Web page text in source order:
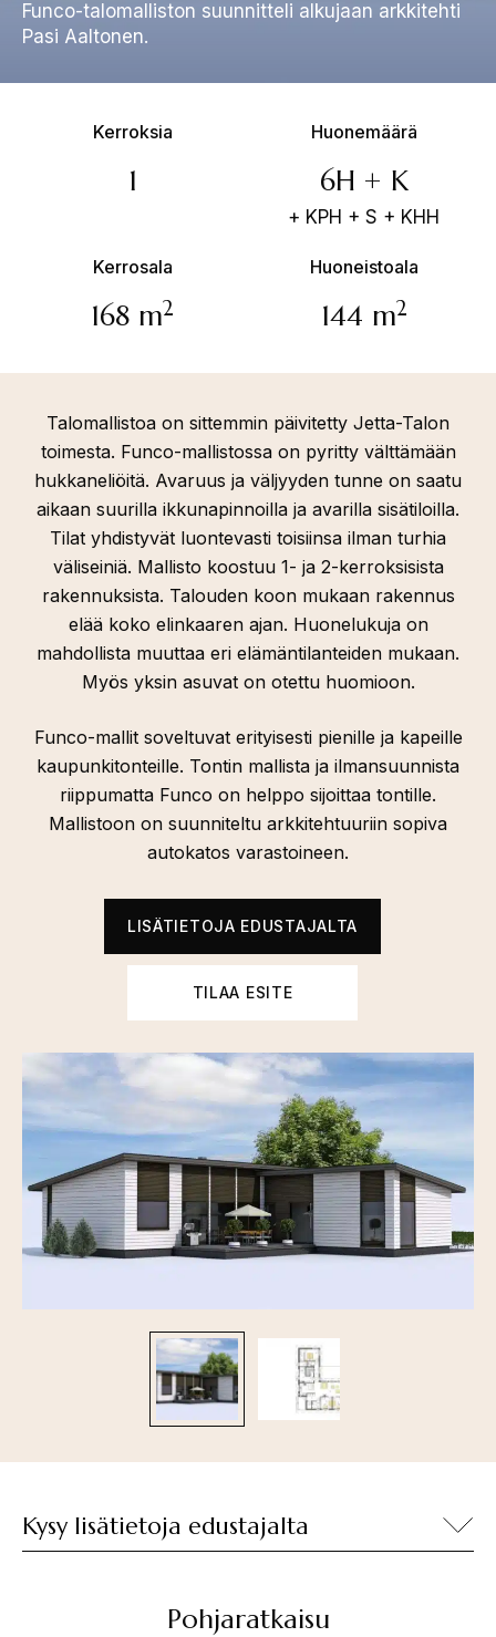
Funco-talomalliston suunnitteli alkujaan arkkitehti
Pasi Aaltonen.
Kerroksia
1
Huonemäärä
6H + K
+ KPH + S + KHH
Kerrosala
168 m2
Huoneistoala
144 m2
Talomallistoa on sittemmin päivitetty Jetta-Talon
toimesta. Funco-mallistossa on pyritty välttämään
hukkaneliöitä. Avaruus ja väljyyden tunne on saatu
aikaan suurilla ikkunapinnoilla ja avarilla sisätiloilla.
Tilat yhdistyvät luontevasti toisiinsa ilman turhia
väliseiniä. Mallisto koostuu 1- ja 2-kerroksisista
rakennuksista. Talouden koon mukaan rakennus
elää koko elinkaaren ajan. Huonelukuja on
mahdollista muuttaa eri elämäntilanteiden mukaan.
Myös yksin asuvat on otettu huomioon.
Funco-mallit soveltuvat erityisesti pienille ja kapeille
kaupunkitonteille. Tontin mallista ja ilmansuunnista
riippumatta Funco on helppo sijoittaa tontille.
Mallistoon on suunniteltu arkkitehtuuriin sopiva
autokatos varastoineen.
LISÄTIETOJA EDUSTAJALTA
TILAA ESITE
Kysy lisätietoja edustajalta
Pohjaratkaisu